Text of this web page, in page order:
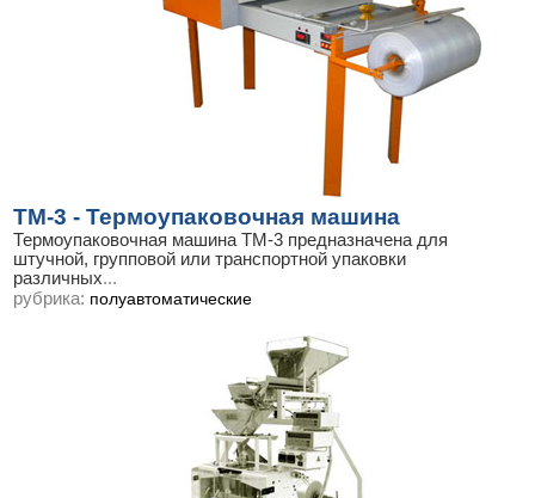
ТМ-3 - Термоупаковочная машина
Термоупаковочная машина ТМ-3 предназначена для
штучной, групповой или транспортной упаковки
различных...
рубрика: полуавтоматические